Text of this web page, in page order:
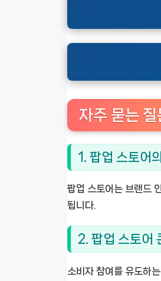
자주 묻는
1. 팝업 스토어
팝업 스토어는 브랜드
됩니다.
2. 팝업 스토어
소비자 참여를 유도하